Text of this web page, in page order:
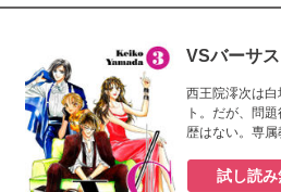
VSバーサ
西王院澪次は
ト。だが、問
歴はない。専属
ンコンクール
試し読み